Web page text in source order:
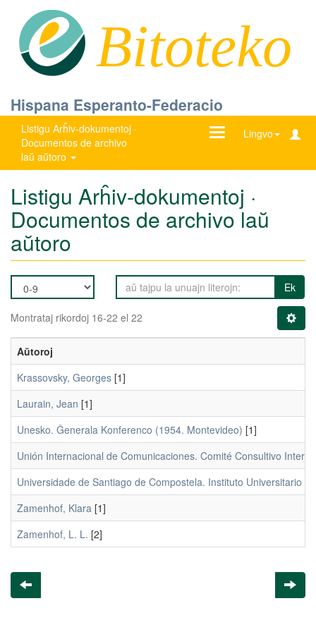
Bitoteko
Hispana Esperanto-Federacio
Listigu Arĥiv-dokumentoj ·
Documentos de archivo
laŭ aŭtoro
Lingvo
Ŝanĝu
Listigu Arĥiv-dokumentoj ·
Documentos de archivo laŭ
aŭtoro
Ek
Montrataj rikordoj 16-22 el 22
Aŭtoroj
Krassovsky, Georges [1]
Laurain, Jean [1]
Unesko. Ĝenerala Konferenco (1954. Montevideo) [1]
Unión Internacional de Comunicaciones. Comité Consultivo
Universidade de Santiago de Compostela. Instituto Universitario
Zamenhof, Klara [1]
Zamenhof, L. L. [2]